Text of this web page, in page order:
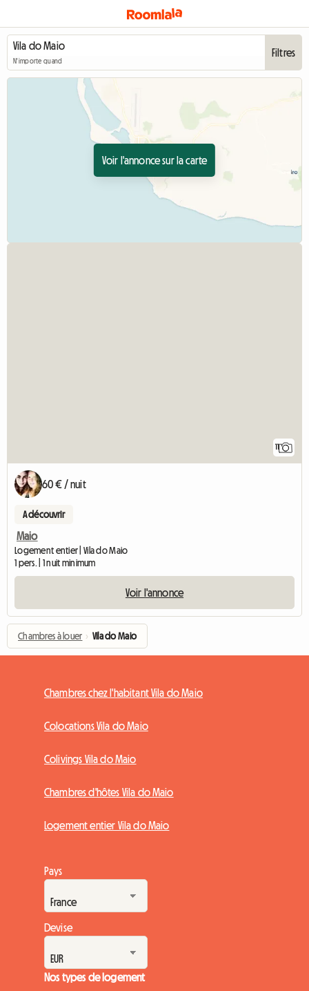
N'importe quand
Filtres
Voir l'annonce sur la carte
11
60 € / nuit
A découvrir
Maio
Logement entier | Vila do Maio
1 pers. | 1 nuit minimum
Voir l'annonce
Chambres à louer › Vila do Maio
Chambres chez l'habitant Vila do Maio
Colocations Vila do Maio
Colivings Vila do Maio
Chambres d'hôtes Vila do Maio
Logement entier Vila do Maio
Pays
Devise
Nos types de logement